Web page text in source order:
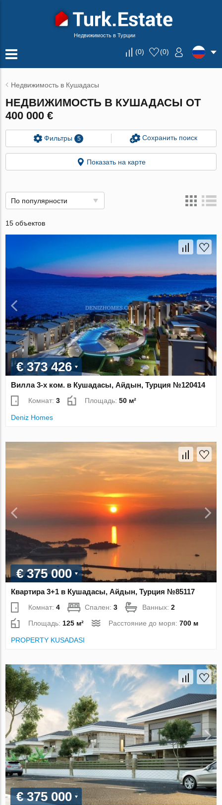
Недвижимость в Турции
(0) (0)
Недвижимость в Кушадасы
НЕДВИЖИМОСТЬ В КУШАДАСЫ ОТ
400 000 €
Фильтры 5 Сохранить поиск
Показать на карте
По популярности
15 объектов
€ 373 426
Вилла 3-х ком. в Кушадасы, Айдын, Турция №120414
Комнат:3 Площадь:50 м²
Deniz Homes
€ 375 000
Квартира 3+1 в Кушадасы, Айдын, Турция №85117
Комнат:4 Спален:3 Ванных:2
Площадь:125 м² Расстояние до моря:700 м
PROPERTY KUSADASI
€ 375 000